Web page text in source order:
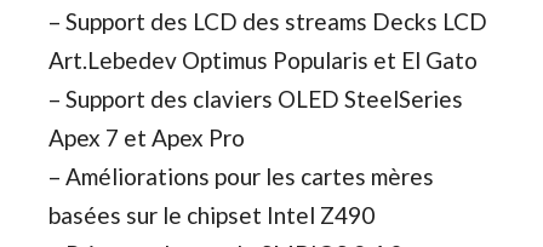
– Support des LCD des streams Decks LCD
Art.Lebedev Optimus Popularis et El Gato
– Support des claviers OLED SteelSeries
Apex 7 et Apex Pro
– Améliorations pour les cartes mères
basées sur le chipset Intel Z490